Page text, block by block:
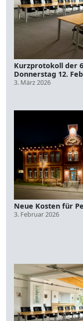
Kurzprotokoll der
Donnerstag 12.
3. März 2026
Neue Kosten für
3. Februar 2026